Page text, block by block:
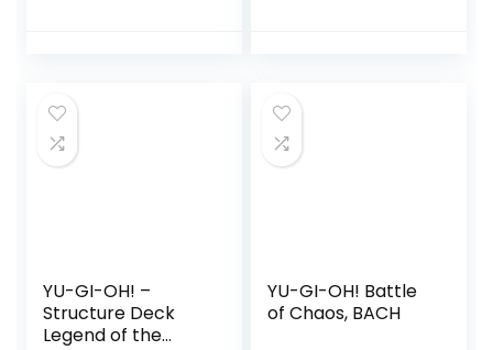
YU-GI-OH! –
Structure Deck
Legend of the
YU-GI-OH! Battle
of Chaos, BACH